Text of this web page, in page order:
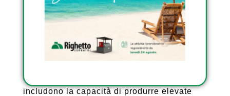
metodi di riciclaggio più promettenti e
sostenibili rispetto all’incenerimento e alle
comunemente utilizzato i cui vantaggi
includono la capacità di produrre elevate